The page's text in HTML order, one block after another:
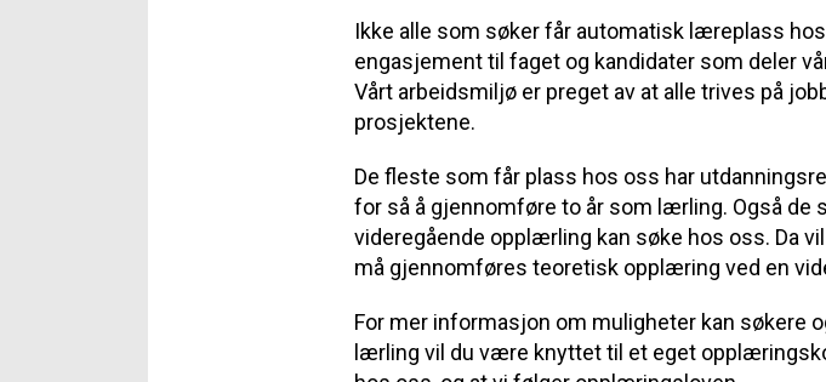
Ikke alle som søker får automatisk læreplass
engasjement til faget og kandidater som deler
Vårt arbeidsmiljø er preget av at alle trives på
prosjektene.
De fleste som får plass hos oss har
for så å gjennomføre to år som lærling. Også de
videregående opplærling kan søke hos oss. Da
må gjennomføres teoretisk opplæring ved en
For mer informasjon om muligheter kan søkere
lærling vil du være knyttet til et eget